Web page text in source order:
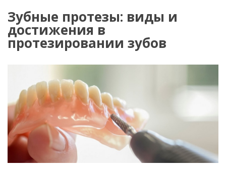
Зубные протезы: виды и
достижения в
протезировании зубов